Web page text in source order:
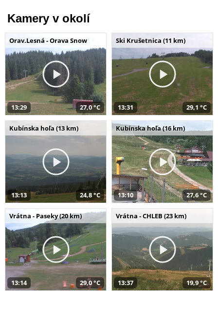
Kamery v okolí
Orav.Lesná - Orava Snow
13:29 27,0 °C
Ski Krušetnica (11 km)
13:31 29,1 °C
Kubínska hoľa (13 km)
13:13 24,8 °C
Kubínska hoľa (16 km)
13:10 27,6 °C
Vrátna - Paseky (20 km)
13:14 29,0 °C
Vrátna - CHLEB (23 km)
13:37 19,9 °C